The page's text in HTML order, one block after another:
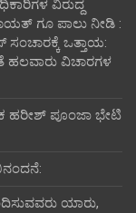
ವಿರುದ್ದ
ಗೂ ಪಾಲು ನೀಡಿ :
ಒತ್ತಾಯ:
ಹಲವಾರು ವಿಚಾರಗಳ
ಹರೀಶ್ ಪೂಂಜಾ ಭೇಟಿ
ಯಾರು,